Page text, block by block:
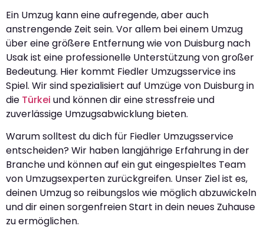
Ein Umzug kann eine aufregende, aber auch
anstrengende Zeit sein. Vor allem bei einem Umzug
über eine größere Entfernung wie von Duisburg nach
Usak ist eine professionelle Unterstützung von großer
Bedeutung. Hier kommt Fiedler Umzugsservice ins
Spiel. Wir sind spezialisiert auf Umzüge von Duisburg in
die Türkei und können dir eine stressfreie und
zuverlässige Umzugsabwicklung bieten.
Warum solltest du dich für Fiedler Umzugsservice
entscheiden? Wir haben langjährige Erfahrung in der
Branche und können auf ein gut eingespieltes Team
von Umzugsexperten zurückgreifen. Unser Ziel ist es,
deinen Umzug so reibungslos wie möglich abzuwickeln
und dir einen sorgenfreien Start in dein neues Zuhause
zu ermöglichen.